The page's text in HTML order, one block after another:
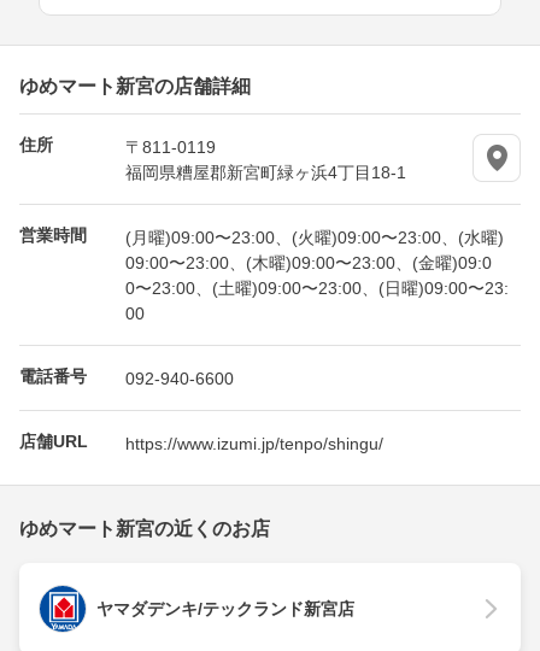
ゆめマート新宮の店舗詳細
住所
〒811-0119
福岡県糟屋郡新宮町緑ヶ浜4丁目18-1
営業時間
(月曜)09:00〜23:00、(火曜)09:00〜23:00、(水曜)
09:00〜23:00、(木曜)09:00〜23:00、(金曜)09:0
0〜23:00、(土曜)09:00〜23:00、(日曜)09:00〜23:
00
電話番号 092-940-6600
店舗URL https://www.izumi.jp/tenpo/shingu/
ゆめマート新宮の近くのお店
ヤマダデンキ/テックランド新宮店